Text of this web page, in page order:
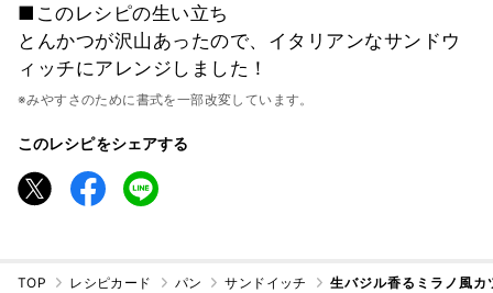
■このレシピの生い立ち
とんかつが沢山あったので、イタリアンなサンドウ
ィッチにアレンジしました！
※みやすさのために書式を一部改変しています。
このレシピをシェアする
TOP レシピカード パン サンドイッチ 生バジル香るミラノ風カ